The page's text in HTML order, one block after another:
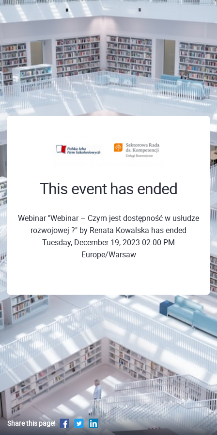
This event has ended
Webinar "Webinar – Czym jest dostępność w usłudze
rozwojowej ?" by Renata Kowalska has ended
Tuesday, December 19, 2023 02:00 PM
Europe/Warsaw
Share this page!